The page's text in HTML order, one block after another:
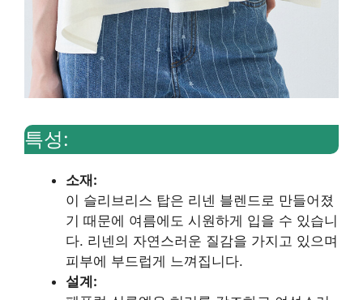
특성:
소재:
이 슬리브리스 탑은 리넨 블렌드로 만들어졌
기 때문에 여름에도 시원하게 입을 수 있습니
다. 리넨의 자연스러운 질감을 가지고 있으며
피부에 부드럽게 느껴집니다.
설계: